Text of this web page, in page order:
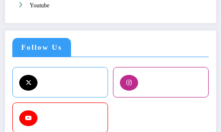
Youtube
Follow Us